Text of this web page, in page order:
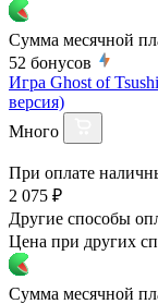
Сумма месячной
52 бонусов
Игра Ghost of
версия)
Много
При оплате
2 075 ₽
Другие способы
Цена при других
Сумма месячной